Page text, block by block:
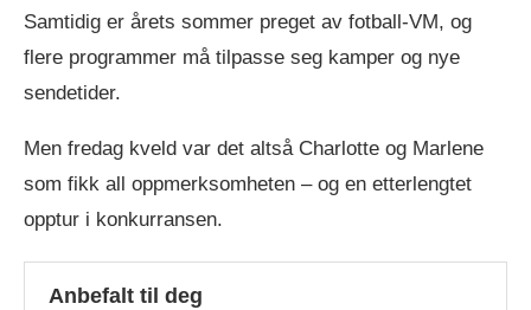
Samtidig er årets sommer preget av fotball-VM, og
flere programmer må tilpasse seg kamper og nye
sendetider.
Men fredag kveld var det altså Charlotte og Marlene
som fikk all oppmerksomheten – og en etterlengtet
opptur i konkurransen.
Anbefalt til deg